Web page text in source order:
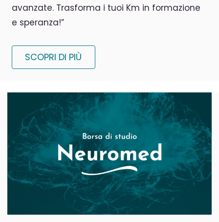
avanzate. Trasforma i tuoi Km in formazione
e speranza!”
SCOPRI DI PIÙ